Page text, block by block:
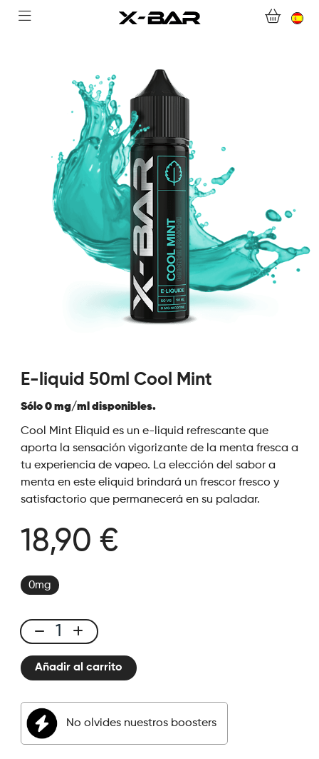
BIENVENIDO A X-BAR.CO
ABONNEMENTS
COLLECTIONS
CONTACTA CON NOSOTROS
PREGUNTAS MÁS FRECUENTES
CONVIÉRTASE EN UN MAYORISTA DE X-BAR
E-liquid 50ml Cool Mint
Sólo 0 mg/ml disponibles.
Cool Mint Eliquid es un e-liquid refrescante que
aporta la sensación vigorizante de la menta fresca a
tu experiencia de vapeo. La elección del sabor a
menta en este eliquid brindará un frescor fresco y
satisfactorio que permanecerá en su paladar.
18,90 €
0mg
E-
liquid
50ml
Mint
cantidad
Añadir al carrito
No olvides nuestros boosters